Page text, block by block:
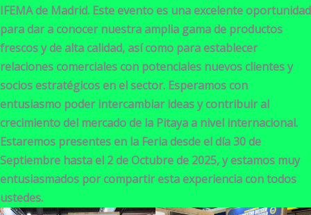
IFEMA de Madrid. Este evento es una excelente oportunidad
para dar a conocer nuestra amplia gama de productos
frescos y de alta calidad, así como para establecer
relaciones comerciales con potenciales nuevos clientes y
socios estratégicos en el sector. Esperamos con
entusiasmo poder intercambiar ideas y contribuir al
crecimiento del mercado de la Pitaya a nivel internacional.
Estaremos presentes en la Feria desde el día 30 de
Septiembre hasta el 2 de Octubre de 2025, y estamos muy
entusiasmados por compartir esta experiencia con todos
ustedes.